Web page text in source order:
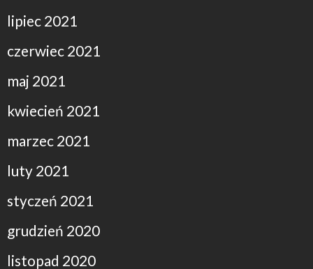
lipiec 2021
czerwiec 2021
maj 2021
kwiecień 2021
marzec 2021
luty 2021
styczeń 2021
grudzień 2020
listopad 2020